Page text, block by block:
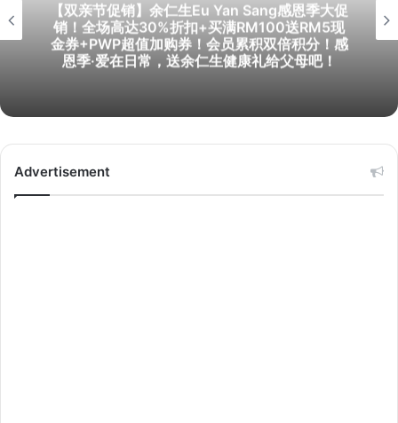
感恩季大促
送RM5现
倍积分！感
父母吧！
【旅游促销】Apple Vacations超
每对折扣高达RM4,000！北海道
1！位子有限！
Advertisement